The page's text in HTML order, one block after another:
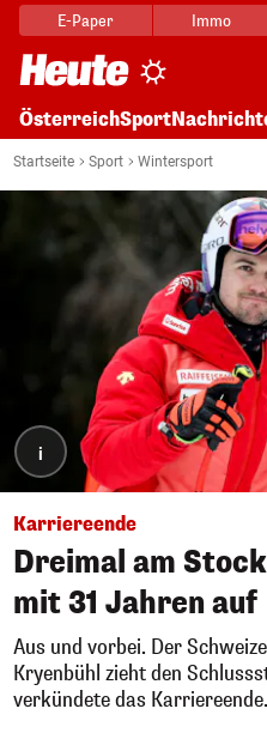
E-Paper Immo
ÖsterreichSport
Startseite Sport Wintersport
i
Karriereende
Dreimal am
mit 31 Jahren auf
Aus und vorbei. Der
Kryenbühl zieht den
verkündete das Karriereende.